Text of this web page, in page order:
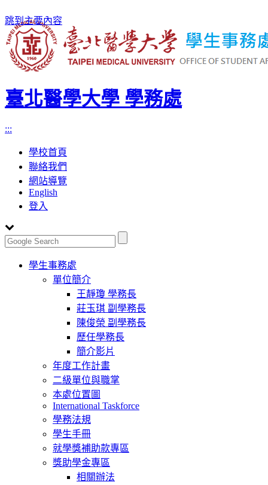
跳到主要內容
臺北醫學大學 學務處
:::
學校首頁
聯絡我們
網站導覽
English
登入
Toggle
navigation
學生事務處
單位簡介
王靜瓊 學務長
莊玉琪 副學務長
陳俊榮 副學務長
歷任學務長
簡介影片
年度工作計畫
二級單位與職掌
本處位置圖
International Taskforce
學務法規
學生手冊
就學獎補助款專區
獎助學金專區
相關辦法